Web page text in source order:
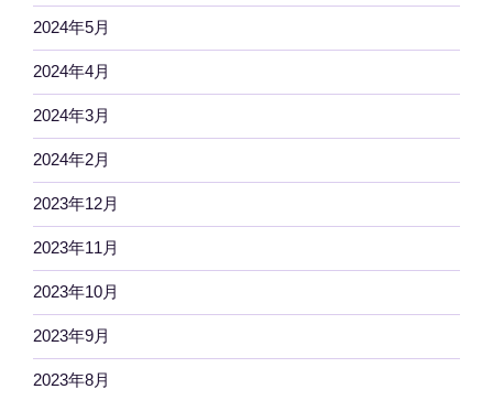
2024年5月
2024年4月
2024年3月
2024年2月
2023年12月
2023年11月
2023年10月
2023年9月
2023年8月